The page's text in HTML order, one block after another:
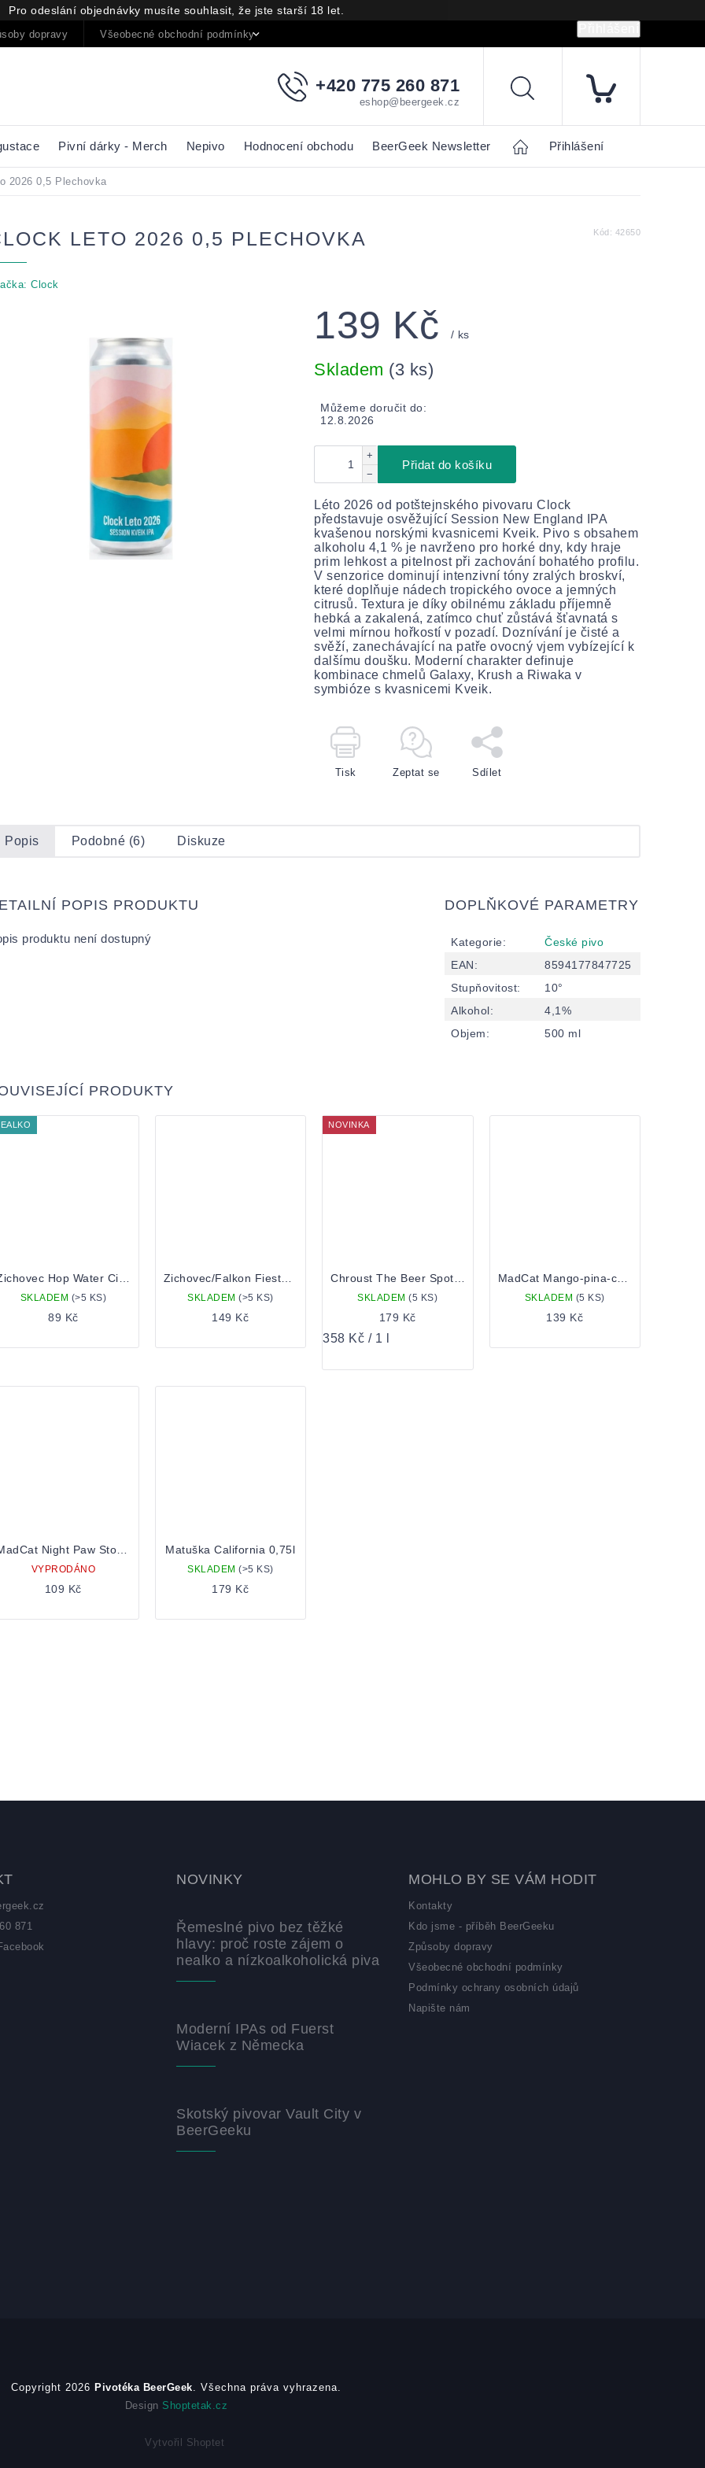
Pro odeslání objednávky musíte souhlasit, že jste starší 18 let.
dopravy Všeobecné obchodní podmínky
+420 775 260 871
eshop@beergeek.cz
Hledat
Pivní dárky - Merch Nepivo Hodnocení obchodu BeerGeek Newsletter Home Přihlášení
2026 0,5 Plechovka
LETO 2026 0,5 PLECHOVKA Kód: 42650
Clock
139 Kč / ks
cena:
Skladem (3 ks)
Můžeme doručit do:
12.8.2026
+
−
Přidat do košíku
Léto 2026 od potštejnského pivovaru Clock
představuje osvěžující Session New England IPA
kvašenou norskými kvasnicemi Kveik. Pivo s obsahem
alkoholu 4,1 % je navrženo pro horké dny, kdy hraje
prim lehkost a pitelnost při zachování bohatého profilu.
V senzorice dominují intenzivní tóny zralých broskví,
které doplňuje nádech tropického ovoce a jemných
citrusů. Textura je díky obilnému základu příjemně
hebká a zakalená, zatímco chuť zůstává šťavnatá s
velmi mírnou hořkostí v pozadí. Doznívání je čisté a
svěží, zanechávající na patře ovocný vjem vybízející k
dalšímu doušku. Moderní charakter definuje
kombinace chmelů Galaxy, Krush a Riwaka v
symbióze s kvasnicemi Kveik.
Tisk Zeptat se Sdílet
Popis Podobné (6) Diskuze
POPIS PRODUKTU
produktu není dostupný
DOPLŇKOVÉ PARAMETRY
Kategorie:
České pivo
EAN:
8594177847725
Stupňovitost:
10°
Alkohol:
4,1%
Objem: 500 ml
PRODUKTY
SKLADEM (>5 KS)
89 Kč
SKLADEM (>5 KS)
149 Kč
NOVINKA
SKLADEM(5 KS)
179 Kč
Měrná
358 Kč / 1 l
SKLADEM (5 KS)
139 Kč
VYPRODÁNO
109 Kč
Matuška California 0,75l
SKLADEM (>5 KS)
179 Kč
871
NOVINKY
Řemeslné pivo bez těžké
hlavy: proč roste zájem o
nealko a nízkoalkoholická piva
Moderní IPAs od Fuerst
Wiacek z Německa
Skotský pivovar Vault City v
BeerGeeku
MOHLO BY SE VÁM HODIT
Kontakty
Kdo jsme - příběh BeerGeeku
Způsoby dopravy
Všeobecné obchodní podmínky
Podmínky ochrany osobních údajů
Napište nám
Copyright 2026Pivotéka BeerGeek . Všechna práva vyhrazena.
Design Shoptetak.cz
Vytvořil Shoptet